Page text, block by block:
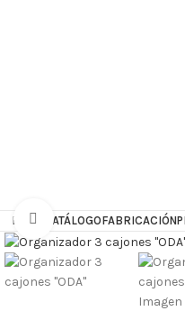
HOME CATÁLOGOFABRICACIÓN
Click to enlarge